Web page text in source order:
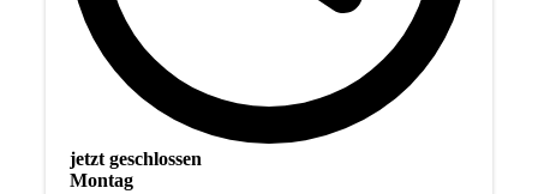
jetzt geschlossen
Montag